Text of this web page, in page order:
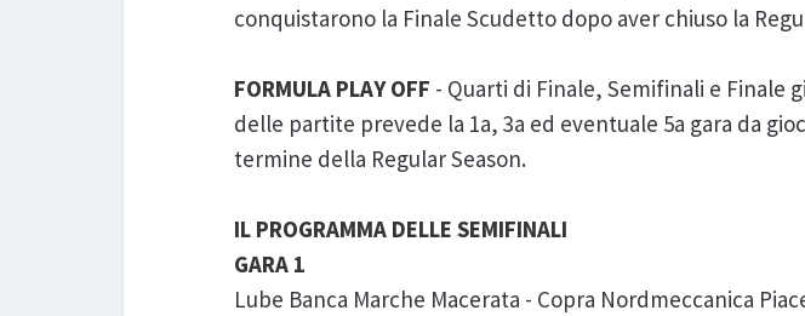
conquistarono la Finale Scudetto dopo aver chiuso la
FORMULA PLAY OFF - Quarti di Finale, Semifinali e Finale
delle partite prevede la 1a, 3a ed eventuale 5a gara da
termine della Regular Season.
IL PROGRAMMA DELLE SEMIFINALI
GARA 1
Lube Banca Marche Macerata - Copra Nordmeccanica